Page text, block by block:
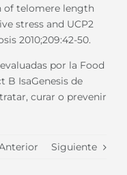
of telomere length
stress and UCP2
2010;209:42-50.
por la Food
IsaGenesis de
curar o prevenir
Siguiente